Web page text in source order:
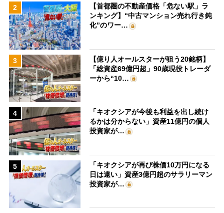
2
【首都圏の不動産価格「危ない駅」ラ
ンキング】“中古マンション売れ行き鈍
化”のワー…
3
【億り人オールスターが狙う20銘柄】
「総資産69億円超」90歳現役トレーダ
ーから“10…
4
「キオクシアが今後も利益を出し続け
るかは分からない」資産11億円の個人
投資家が…
5
「キオクシアが再び株価10万円になる
日は遠い」資産3億円超のサラリーマン
投資家が…